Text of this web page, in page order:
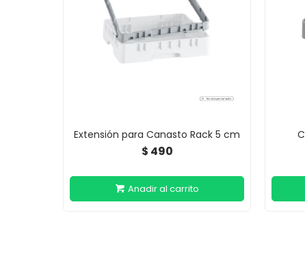
Extensión para Canasto Rack 5 cm
$ 490